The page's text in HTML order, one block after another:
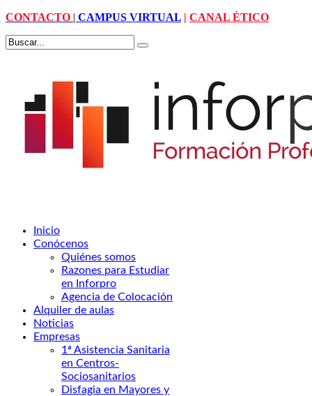
CONTACTO | CAMPUS VIRTUAL | CANAL ÉTICO
Inicio
Conócenos
Quiénes somos
Razones para Estudiar
en Inforpro
Agencia de Colocación
Alquiler de aulas
Noticias
Empresas
1ª Asistencia Sanitaria
en Centros-
Sociosanitarios
Disfagia en Mayores y